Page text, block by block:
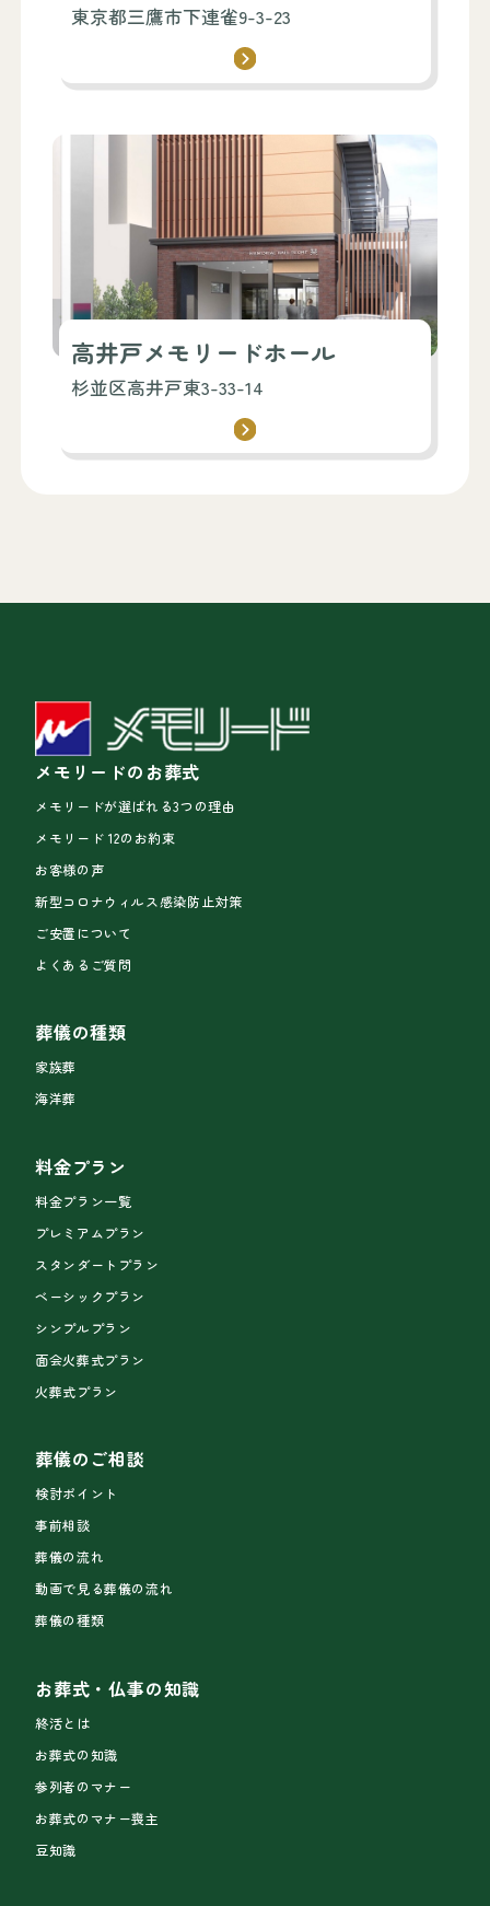
東京都三鷹市下連雀9-3-23
高井戸メモリードホール
杉並区高井戸東3-33-14
メモリードのお葬式
メモリードが選ばれる3つの理由
メモリード 12のお約束
お客様の声
新型コロナウィルス感染防止対策
ご安置について
よくあるご質問
葬儀の種類
家族葬
海洋葬
料金プラン
料金プラン一覧
プレミアムプラン
スタンダートプラン
ベーシックプラン
シンプルプラン
面会火葬式プラン
火葬式プラン
葬儀のご相談
検討ポイント
事前相談
葬儀の流れ
動画で見る葬儀の流れ
葬儀の種類
お葬式・仏事の知識
終活とは
お葬式の知識
参列者のマナー
お葬式のマナー喪主
豆知識